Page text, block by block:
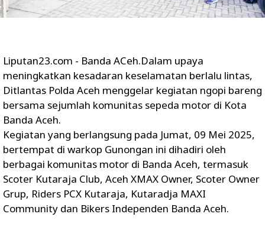
Liputan23.com - Banda ACeh.Dalam upaya
meningkatkan kesadaran keselamatan berlalu lintas,
Ditlantas Polda Aceh menggelar kegiatan ngopi bareng
bersama sejumlah komunitas sepeda motor di Kota
Banda Aceh.
Kegiatan yang berlangsung pada Jumat, 09 Mei 2025,
bertempat di warkop Gunongan ini dihadiri oleh
berbagai komunitas motor di Banda Aceh, termasuk
Scoter Kutaraja Club, Aceh XMAX Owner, Scoter Owner
Grup, Riders PCX Kutaraja, Kutaradja MAXI
Community dan Bikers Independen Banda Aceh.